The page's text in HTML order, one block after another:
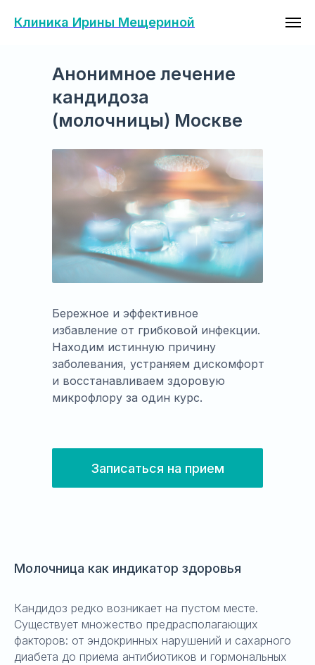
Клиника Ирины Мещериной
Анонимное лечение
кандидоза
(молочницы) Москве
Бережное и эффективное
избавление от грибковой инфекции.
Находим истинную причину
заболевания, устраняем дискомфорт
и восстанавливаем здоровую
микрофлору за один курс.
Записаться на прием
Молочница как индикатор здоровья
Кандидоз редко возникает на пустом месте.
Существует множество предрасполагающих
факторов: от эндокринных нарушений и сахарного
диабета до приема антибиотиков и гормональных